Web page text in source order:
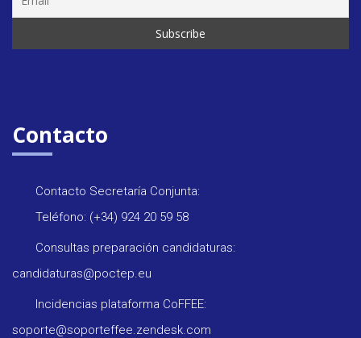
Contacto
Contacto Secretaría Conjunta:
Teléfono: (+34) 924 20 59 58
Consultas preparación candidaturas:
candidaturas@poctep.eu
Incidencias plataforma CoFFEE:
soporte@soporteffee.zendesk.com